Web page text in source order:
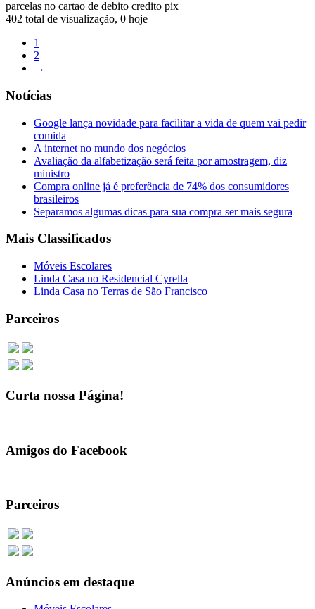
parcelas no cartao de debito credito pix
402 total de visualização, 0 hoje
1
2
→
Notícias
Google lança novidade para facilitar a vida de quem vai pedir
comida
A internet no mundo dos negócios
Avaliação da alfabetização será feita por amostragem, diz
ministro
Compra online já é preferência de 74% dos consumidores
brasileiros
Separamos algumas dicas para sua compra ser mais segura
Mais Classificados
Móveis Escolares
Linda Casa no Residencial Cyrella
Linda Casa no Terras de São Francisco
Parceiros
Curta nossa Página!
Amigos do Facebook
Parceiros
Anúncios em destaque